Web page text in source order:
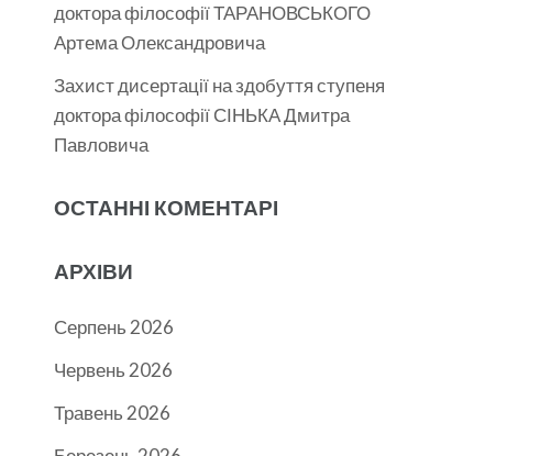
доктора філософії ТАРАНОВСЬКОГО
Артема Олександровича
Захист дисертації на здобуття ступеня
доктора філософії СІНЬКА Дмитра
Павловича
ОСТАННІ КОМЕНТАРІ
АРХІВИ
Серпень 2026
Червень 2026
Травень 2026